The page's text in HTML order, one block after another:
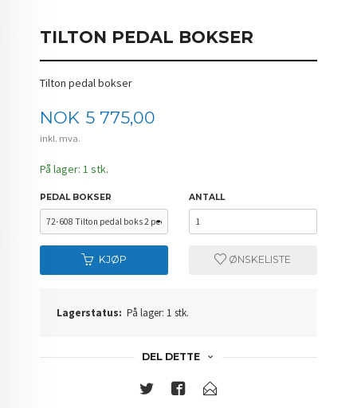
TILTON PEDAL BOKSER
Tilton pedal bokser
Pris
NOK 5 775,00
inkl. mva.
På lager: 1 stk.
PEDAL BOKSER ANTALL
KJØP ØNSKELISTE
Lagerstatus: På lager: 1 stk.
DEL DETTE